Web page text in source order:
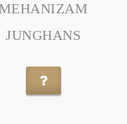
JUNGHANS